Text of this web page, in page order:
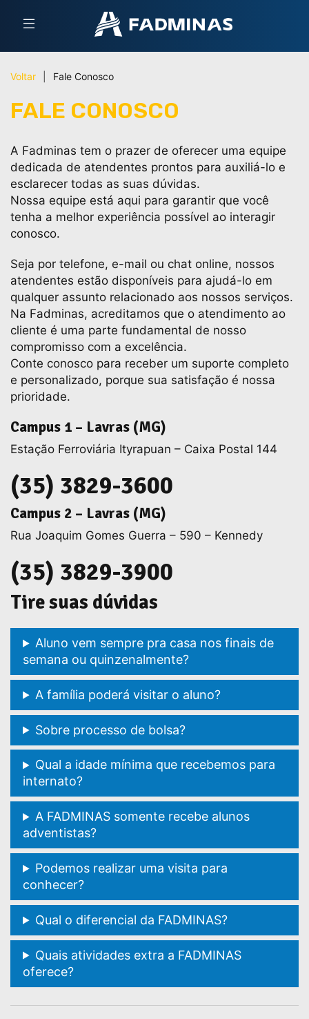
Voltar Fale Conosco
FALE CONOSCO
A Fadminas tem o prazer de oferecer uma equipe
dedicada de atendentes prontos para auxiliá-lo e
esclarecer todas as suas dúvidas.
Nossa equipe está aqui para garantir que você
tenha a melhor experiência possível ao interagir
conosco.
Seja por telefone, e-mail ou chat online, nossos
atendentes estão disponíveis para ajudá-lo em
qualquer assunto relacionado aos nossos serviços.
Na Fadminas, acreditamos que o atendimento ao
cliente é uma parte fundamental de nosso
compromisso com a excelência.
Conte conosco para receber um suporte completo
e personalizado, porque sua satisfação é nossa
prioridade.
Campus 1 – Lavras (MG)
Estação Ferroviária Ityrapuan – Caixa Postal 144
(35) 3829-3600
Campus 2 – Lavras (MG)
Rua Joaquim Gomes Guerra – 590 – Kennedy
(35) 3829-3900
Tire suas dúvidas
Aluno vem sempre pra casa nos finais de
semana ou quinzenalmente?
A família poderá visitar o aluno?
Sobre processo de bolsa?
Qual a idade mínima que recebemos para
internato?
A FADMINAS somente recebe alunos
adventistas?
Podemos realizar uma visita para
conhecer?
Qual o diferencial da FADMINAS?
Quais atividades extra a FADMINAS
oferece?